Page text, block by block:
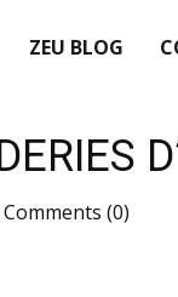
ZEU BLOG
Comments (0)